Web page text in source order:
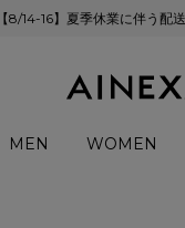
【8/14-16】夏季休業に伴う配
MEN WOMEN